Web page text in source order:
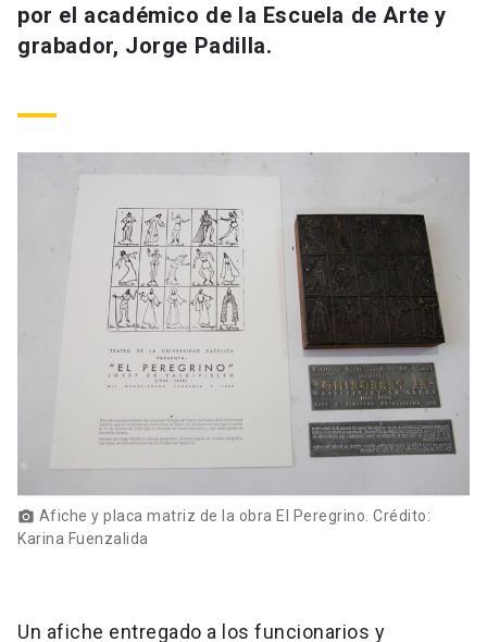
Información para keyboard_arrow_down
Académicos
launch
Padres y familia
Mi Cuenta UC launch
launch
Mi Portal UC launch
Biblioteca launch
Donaciones launch
por el académico de la Escuela de Arte y
grabador, Jorge Padilla.
photo_camera Afiche y placa matriz de la obra El Peregrino. Crédito:
Karina Fuenzalida
Un afiche entregado a los funcionarios y